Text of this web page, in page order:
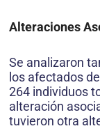
Alteraciones
Se analizaron
los afectados
264 individuos
alteración
tuvieron otra